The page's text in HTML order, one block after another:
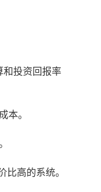
和投资回报率
本。
高的系统。